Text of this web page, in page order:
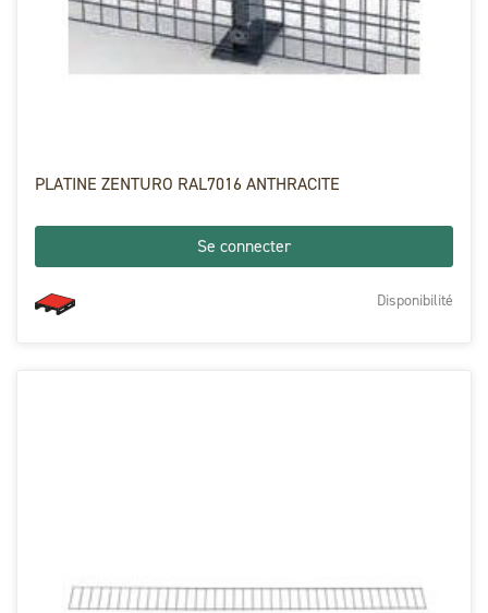
PLATINE ZENTURO RAL7016 ANTHRACITE
Se connecter
Disponibilité